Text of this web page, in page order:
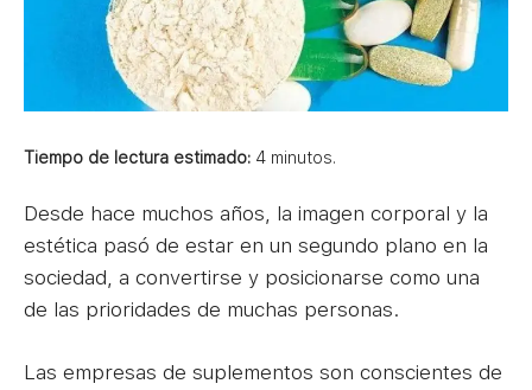
Tiempo de lectura estimado: 4 minutos.
Desde hace muchos años, la imagen corporal y la
estética pasó de estar en un segundo plano en la
sociedad, a convertirse y posicionarse como una
de las prioridades de muchas personas.
Las empresas de suplementos son conscientes de